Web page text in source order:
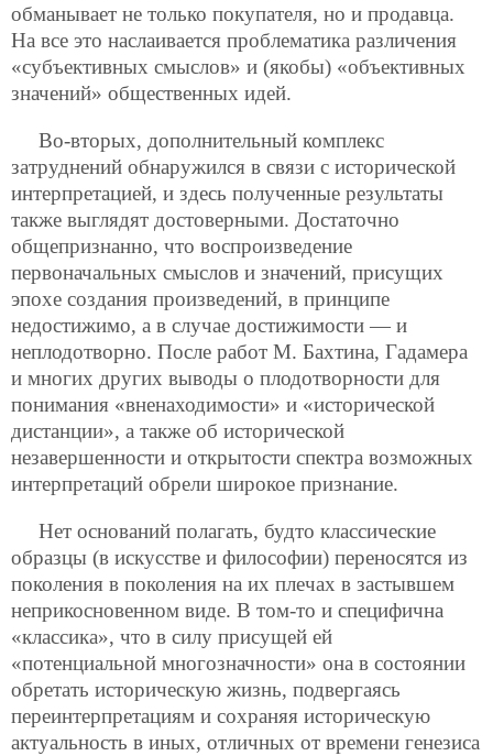
обманывает не только покупателя, но и продавца.
На все это наслаивается проблематика различения
«субъективных смыслов» и (якобы) «объективных
значений» общественных идей.
Во-вторых, дополнительный комплекс
затруднений обнаружился в связи с исторической
интерпретацией, и здесь полученные результаты
также выглядят достоверными. Достаточно
общепризнанно, что воспроизведение
первоначальных смыслов и значений, присущих
эпохе создания произведений, в принципе
недостижимо, а в случае достижимости — и
неплодотворно. После работ М. Бахтина, Гадамера
и многих других выводы о плодотворности для
понимания «вненаходимости» и «исторической
дистанции», а также об исторической
незавершенности и открытости спектра возможных
интерпретаций обрели широкое признание.
Нет оснований полагать, будто классические
образцы (в искусстве и философии) переносятся из
поколения в поколения на их плечах в застывшем
неприкосновенном виде. В том-то и специфична
«классика», что в силу присущей ей
«потенциальной многозначности» она в состоянии
обретать историческую жизнь, подвергаясь
переинтерпретациям и сохраняя историческую
актуальность в иных, отличных от времени генезиса